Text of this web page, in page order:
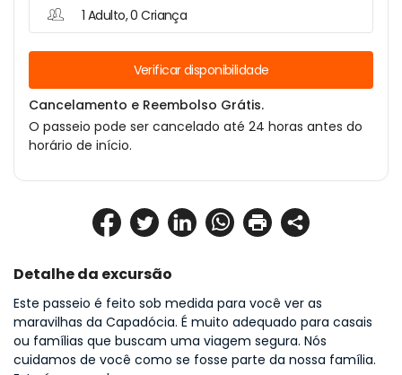
Detalhe da excursão
Este passeio é feito sob medida para você ver as
maravilhas da Capadócia. É muito adequado para casais
ou famílias que buscam uma viagem segura. Nós
cuidamos de você como se fosse parte da nossa família.
1 Adulto, 0 Criança
Verificar disponibilidade
Cancelamento e Reembolso Grátis.
O passeio pode ser cancelado até 24 horas antes do
horário de início.